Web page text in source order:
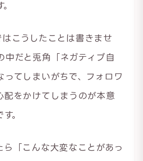
こうしたことは書きませ
中だと兎角「ネガティブ自
ってしまいがちで、フォロワ
配をかけてしまうのが本意
。
ら「こんな大変なことがあっ